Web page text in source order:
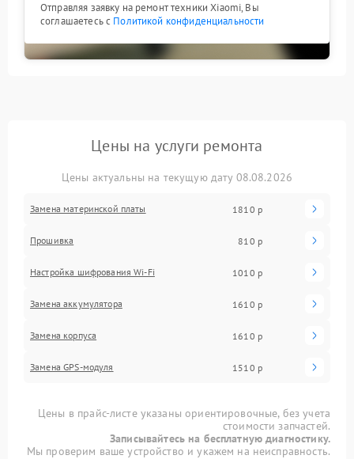
Отправляя заявку на ремонт техники Xiaomi, Вы
соглашаетесь с Политикой конфиденциальности
Цены на услуги ремонта
Цены актуальны на текущую дату 08.08.2026
Замена материнской платы 1810 р
Прошивка 810 р
Настройка шифрования Wi-Fi 1010 р
Замена аккумулятора 1610 р
Замена корпуса 1610 р
Замена GPS-модуля 1510 р
Цены в прайс-листе указаны ориентировочные, без учета
стоимости запчастей.
Записывайтесь на бесплатную диагностику.
Мы проверим ваше устройство и укажем на неисправность.